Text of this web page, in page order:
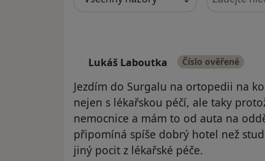
Lukáš Laboutka Číslo ověřené
Jezdím do Surgalu na ortopedii na
nejen s lékařskou péčí, ale taky
nemocnice a mám to od auta na
připomíná spíše dobrý hotel než
jiný pocit z lékařské péče.